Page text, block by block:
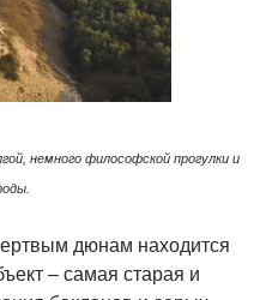
немного философской прогулки и
дюнам находится
– самая старая и